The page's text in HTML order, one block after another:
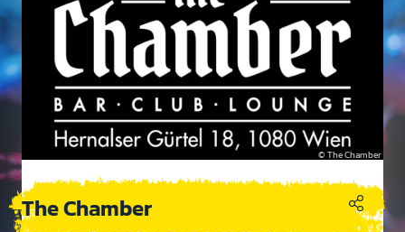
The Chamber
The Chamber